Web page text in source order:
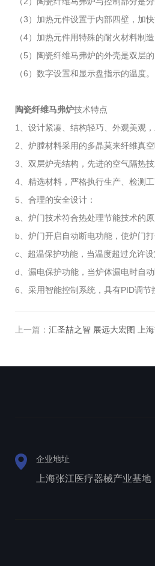
（3）加热元件设置于内部四壁，加
（4）加热元件用特殊的耐火材料制
（5）陶瓷纤维马弗炉的外壳是双层
（6）数字设置和显示盘指示的温度。
陶瓷纤维马弗炉技术特点
1、设计紧凑、结构轻巧、外观美观
2、炉膛材料采用的多晶莫来纤维真
3、双层炉壳结构，先进的空气隔热
4、精选材料，严格执行生产、检测
5、合理的安全设计：
a、炉门技术符合热处理节能技术的
b、炉门开启自动断电功能，使炉门打
c、超温保护功能，当温度超过允许设
d、漏电保护功能，当炉体漏电时自动
6、采用智能控制系统，具有PID调
上一篇： 汇圣喆之智 展远大宏图 上
企业地址